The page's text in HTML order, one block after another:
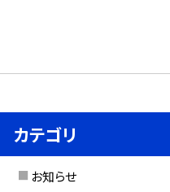
カテゴリ
お知らせ